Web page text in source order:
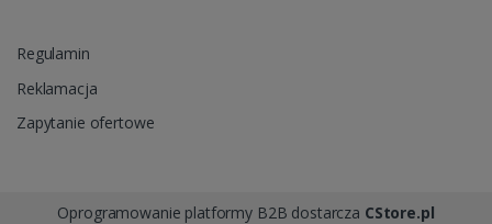
Regulamin
Reklamacja
Zapytanie ofertowe
Oprogramowanie platformy B2B dostarcza CStore.pl